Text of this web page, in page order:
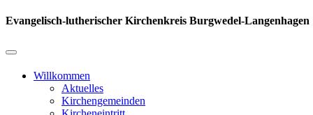
Evangelisch-lutherischer Kirchenkreis Burgwedel-Langenhagen
Willkommen
Aktuelles
Kirchengemeinden